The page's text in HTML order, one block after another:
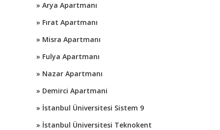
» Arya Apartmanı
» Fırat Apartmanı
» Misra Apartmanı
» Fulya Apartmanı
» Nazar Apartmanı
» Demirci Apartmani
» İstanbul Üniversitesi Sistem 9
» İstanbul Üniversitesi Teknokent